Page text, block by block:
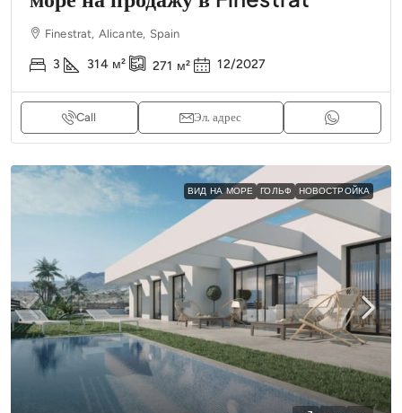
Finestrat, Alicante, Spain
3 314 м² 271 м² 12/2027
Call Эл. адрес
ВИД НА МОРЕ ГОЛЬФ НОВОСТРОЙКА